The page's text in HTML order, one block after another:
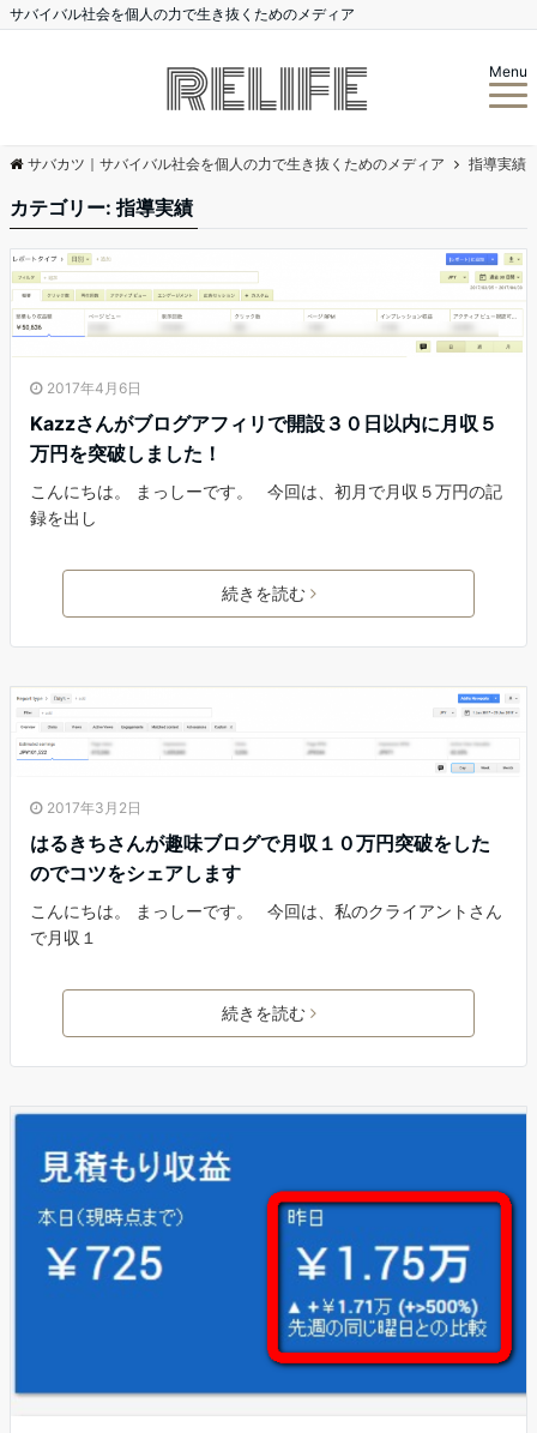
サバイバル社会を個人の力で生き抜くためのメディア
Menu
サバカツ｜サバイバル社会を個人の力で生き抜くためのメディア 指導実績
カテゴリー:指導実績
2017年4月6日
Kazzさんがブログアフィリで開設３０日以内に月収５
万円を突破しました！
こんにちは。 まっしーです。 今回は、初月で月収５万円の記
録を出し
続きを読む
2017年3月2日
はるきちさんが趣味ブログで月収１０万円突破をした
のでコツをシェアします
こんにちは。 まっしーです。 今回は、私のクライアントさん
で月収１
続きを読む